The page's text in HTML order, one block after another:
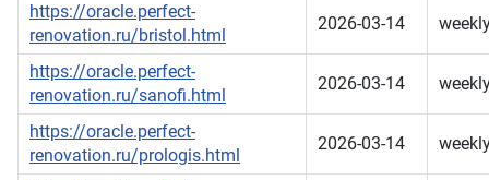
https://oracle.perfect-
renovation.ru/bristol.html
2026-03-14
https://oracle.perfect-
renovation.ru/sanofi.html
2026-03-14
https://oracle.perfect-
renovation.ru/prologis.html
2026-03-14